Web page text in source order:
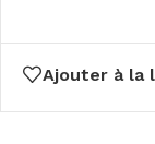
Ajouter à la